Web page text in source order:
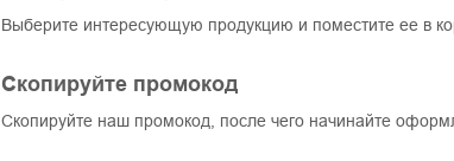
Выберите интересующую продукцию и поместите ее в
Скопируйте промокод
Скопируйте наш промокод, после чего начинайте